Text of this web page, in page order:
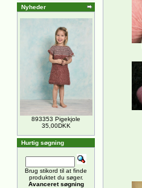
Nyheder
893353 Pigekjole
35,00DKK
Hurtig søgning
Brug stikord til at finde
produktet du søger.
Avanceret søgning